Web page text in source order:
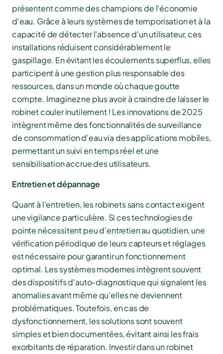
présentent comme des champions de l'économie
d'eau. Grâce à leurs systèmes de temporisation et à la
capacité de détecter l'absence d'un utilisateur, ces
installations réduisent considérablement le
gaspillage. En évitant les écoulements superflus, elles
participent à une gestion plus responsable des
ressources, dans un monde où chaque goutte
compte. Imaginez ne plus avoir à craindre de laisser le
robinet couler inutilement ! Les innovations de 2025
intègrent même des fonctionnalités de surveillance
de consommation d'eau via des applications mobiles,
permettant un suivi en temps réel et une
sensibilisation accrue des utilisateurs.
Entretien et dépannage
Quant à l'entretien, les robinets sans contact exigent
une vigilance particulière. Si ces technologies de
pointe nécessitent peu d'entretien au quotidien, une
vérification périodique de leurs capteurs et réglages
est nécessaire pour garantir un fonctionnement
optimal. Les systèmes modernes intègrent souvent
des dispositifs d'auto-diagnostique qui signalent les
anomalies avant même qu'elles ne deviennent
problématiques. Toutefois, en cas de
dysfonctionnement, les solutions sont souvent
simples et bien documentées, évitant ainsi les frais
exorbitants de réparation. Investir dans un robinet